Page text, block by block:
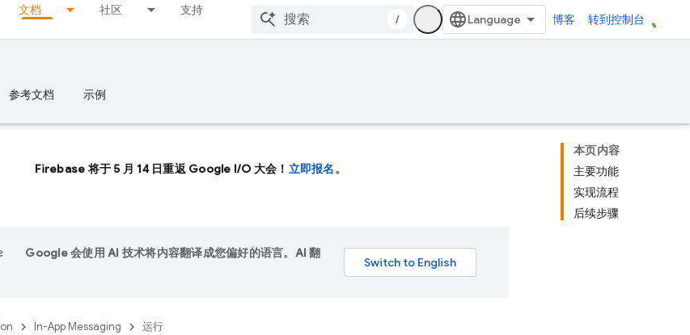
文档 社区 支持
/ 博客 转到控制台
参考文档 示例
本页内容
主要功能
实现流程
后续步骤
Firebase 将于 5 月 14 日重返 Google I/O 大会！ 立即报名。
Google 会使用 AI 技术将内容翻译成您偏好的语言。AI 翻
In-App Messaging 运行